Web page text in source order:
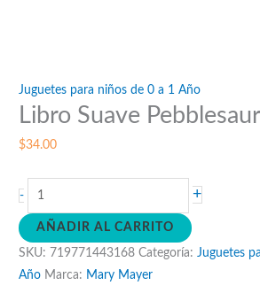
Juguetes para niños de 0 a 1 Año
Libro Suave
$34.00
-
Libro
Suave
Pebblesaurus
cantidad
+
AÑADIR AL CARRITO
SKU: 719771443168 Categoría:Juguetes
Año Marca: Mary Mayer